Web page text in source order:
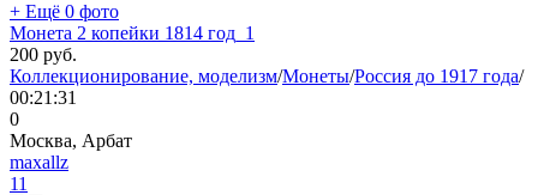
+ Ещё 0 фото
Монета 2 копейки 1814 год_1
200 руб.
Коллекционирование, моделизм/Монеты/Россия до 1917 года/
00:21:31
0
Москва, Арбат
maxallz
11